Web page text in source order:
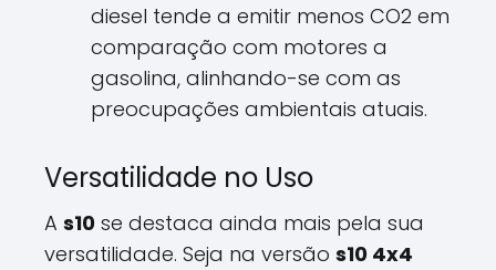
diesel tende a emitir menos CO2 em
comparação com motores a
gasolina, alinhando-se com as
preocupações ambientais atuais.
Versatilidade no Uso
A s10 se destaca ainda mais pela sua
versatilidade. Seja na versão s10 4x4